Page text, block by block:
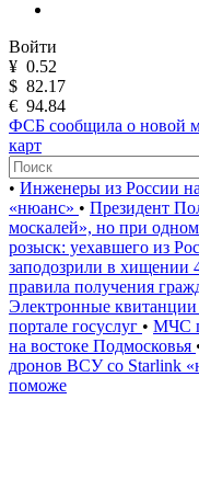
Войти
¥ 0.52
$ 82.17
€ 94.84
ФСБ сообщила о новой
карт
• Инженеры из России
«нюанс» • Президент
москалей», но при
розыск: уехавшего из
заподозрили в хищении
правила получения
Электронные
портале госуслуг • МЧС
на востоке Подмосковья
дронов ВСУ со Starlink
поможе